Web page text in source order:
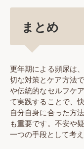
まとめ
更年期による頻尿は
切な対策とケア方法
や伝統的なセルフケ
て実践することで、
自分自身に合った方
も重要です。不安や
一つの手段として考え